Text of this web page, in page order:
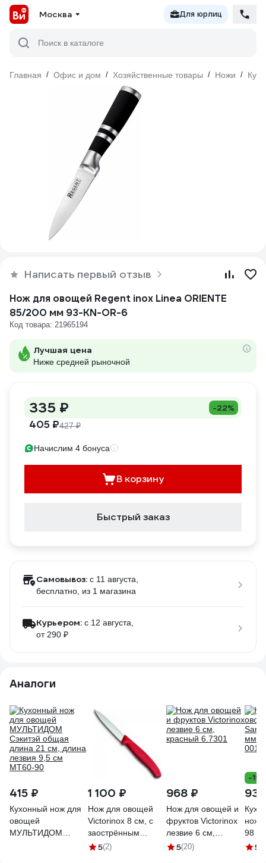
Москва Для юрлиц
Поиск в каталоге
Главная / Офис и дом / Хозяйственные товары / Ножи /
Написать первый отзыв
Нож для овощей Regent inox Linea ORIENTE
85/200 мм 93-KN-OR-6
Код товара: 21965194
Лучшая цена
Ниже средней рыночной
335 ₽ -22%
405 ₽427 ₽
Начислим 4 бонуса
В корзину
Быстрый заказ
Самовывоз: c 11 августа,
бесплатно , из 1 магазина
Курьером: c 12 августа,
от 290 ₽
Аналоги
415 ₽
Кухонный нож для
овощей
МУЛЬТИДОМ
1 100 ₽
Нож для овощей
Victorinox 8 см, с
заострённым
кончиком, красный
5(2)
968 ₽
Нож для овощей и
фруктов Victorinox
лезвие 6 см,
красный 6.7301
5(20)
-
нож
98
5